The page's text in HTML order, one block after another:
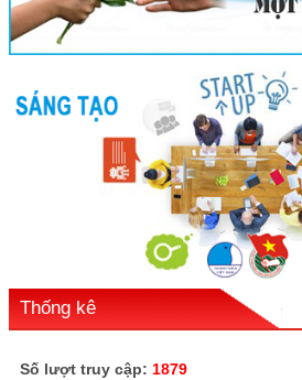
Thống kê
Số lượt truy cập: 1879